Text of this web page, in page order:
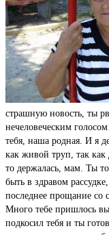
страшную новость, ты
нечеловеческим
тебя, наша родная. И я
как живой труп, так
то держалась, мам. Ты
быть в здравом
последнее прощание со
Много тебе пришлось
подкосил тебя и ты